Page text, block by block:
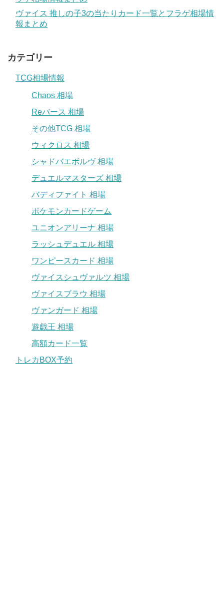
ヴァイス 推しの子3の当たりカード一覧とフラゲ相場情
報まとめ
カテゴリー
TCG相場情報
Chaos 相場
Reバース 相場
その他TCG 相場
ウィクロス 相場
シャドバエボルヴ 相場
デュエルマスターズ 相場
バディファイト 相場
ポケモンカードゲーム
ユニオンアリーナ 相場
ラッシュデュエル 相場
ワンピースカード 相場
ヴァイスシュヴァルツ 相場
ヴァイスブラウ 相場
ヴァンガード 相場
遊戯王 相場
高額カード一覧
トレカBOX予約